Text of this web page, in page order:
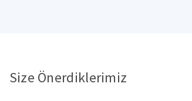
Size Önerdiklerimiz